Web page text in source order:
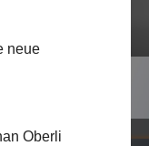
neue
Oberli